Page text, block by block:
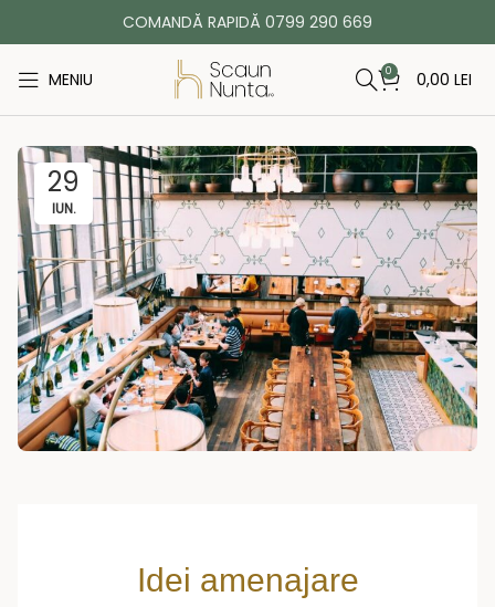
COMANDĂ RAPIDĂ 0799 290 669
MENIU 0 0,00 LEI
29
IUN.
Idei amenajare